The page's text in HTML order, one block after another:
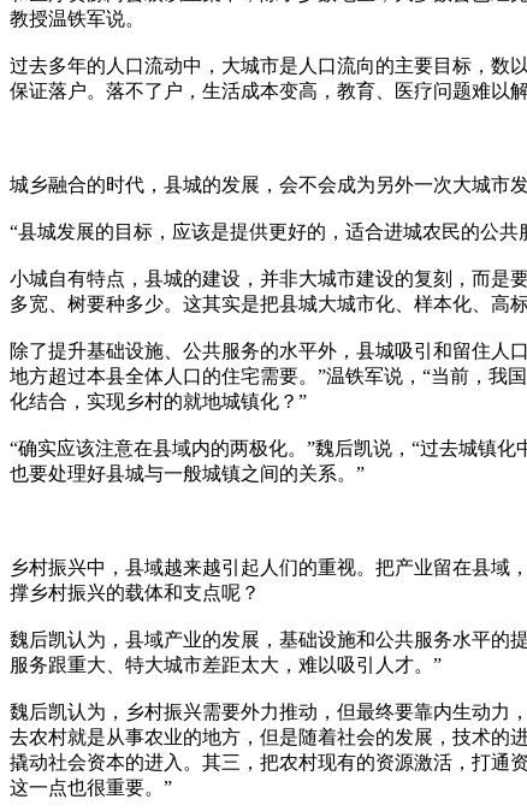
教授温铁军说。
过去多年的人口流动中，大城市是人口流向的主要目标，数
保证落户。落不了户，生活成本变高，教育、医疗问题难以
城乡融合的时代，县城的发展，会不会成为另外一次大城市
“县城发展的目标，应该是提供更好的，适合进城农民的公
小城自有特点，县城的建设，并非大城市建设的复刻，而是
多宽、树要种多少。这其实是把县城大城市化、样本化、高
除了提升基础设施、公共服务的水平外，县城吸引和留住人
地方超过本县全体人口的住宅需要。”温铁军说，“当前，我
化结合，实现乡村的就地城镇化？”
“确实应该注意在县域内的两极化。”魏后凯说，“过去城镇
也要处理好县城与一般城镇之间的关系。”
乡村振兴中，县域越来越引起人们的重视。把产业留在县域
撑乡村振兴的载体和支点呢？
魏后凯认为，县域产业的发展，基础设施和公共服务水平的提
服务跟重大、特大城市差距太大，难以吸引人才。”
魏后凯认为，乡村振兴需要外力推动，但最终要靠内生动力
去农村就是从事农业的地方，但是随着社会的发展，技术的
撬动社会资本的进入。其三，把农村现有的资源激活，打通
这一点也很重要。”